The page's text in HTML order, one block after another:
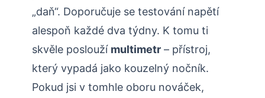
„daň“. Doporučuje se testování napětí
alespoň každé dva týdny. K tomu ti
skvěle poslouží multimetr – přístroj,
který vypadá jako kouzelný nočník.
Pokud jsi v tomhle oboru nováček,